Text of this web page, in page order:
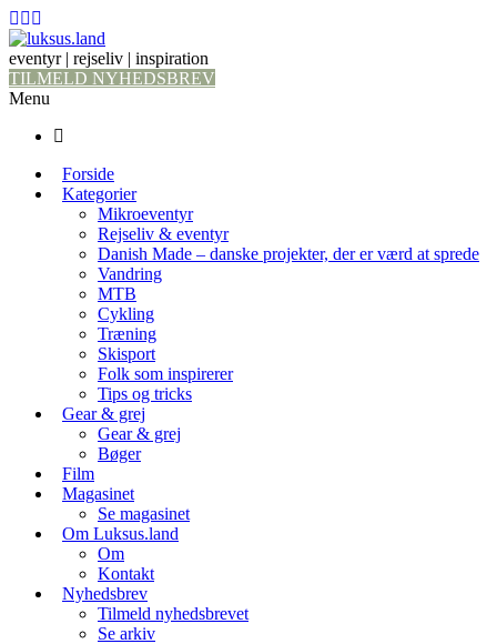
eventyr | rejseliv | inspiration
TILMELD NYHEDSBREV
Menu
Forside
Kategorier
Mikroeventyr
Rejseliv & eventyr
Danish Made – danske projekter, der er værd at sprede
Vandring
MTB
Cykling
Træning
Skisport
Folk som inspirerer
Tips og tricks
Gear & grej
Gear & grej
Bøger
Film
Magasinet
Se magasinet
Om Luksus.land
Om
Kontakt
Nyhedsbrev
Tilmeld nyhedsbrevet
Se arkiv